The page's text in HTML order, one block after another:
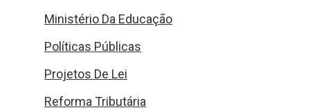
Ministério Da Educação
Políticas Públicas
Projetos De Lei
Reforma Tributária